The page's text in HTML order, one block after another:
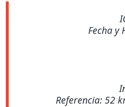
Fecha y
Referencia: 52